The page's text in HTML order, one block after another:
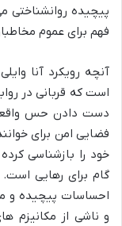
پیچیده روانشناختی
فهم برای عموم
آنچه رویکرد آنا
است که قربانی در
دست دادن حس
فضایی امن برای
خود را بازشناسی
گام برای رهایی است.
احساسات پیچیده و
و ناشی از مکانیزم